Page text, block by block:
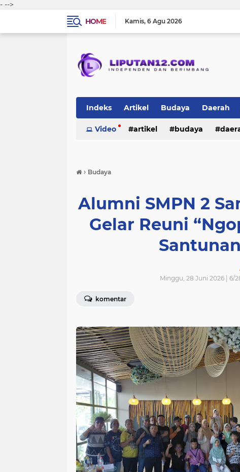
- -->
HOME
Kamis 6 Agu 2026
Indeks Artikel Budaya Daerah
Peristiwa Politik TNI-Polri sosial
Video artikel budaya
› Budaya
Alumni SMPN 2
Gelar Reuni
Minggu, 28 Juni 2026 | 6/
komentar